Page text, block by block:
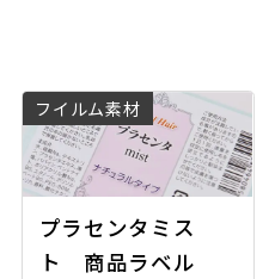
フイルム素材
プラセンタミス
ト 商品ラベル